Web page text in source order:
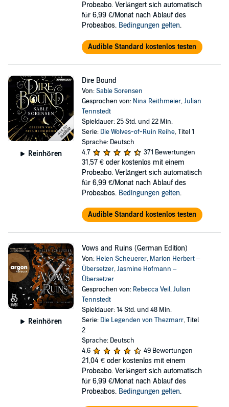
Probeabo. Verlängert sich automatisch
für 6,99 €/Monat nach Ablauf des
Probeabos. Bedingungen gelten.
Audible Standard kostenlos testen
Reinhören
Dire Bound
Von:Sable Sorensen
Gesprochen von: Nina Reithmeier,Julian
Tennstedt
Spieldauer: 25 Std. und 22 Min.
Serie: Die Wolves-of-Ruin Reihe, Titel 1
Sprache: Deutsch
4,7
371 Bewertungen
31,57 € oder kostenlos mit einem
Probeabo. Verlängert sich automatisch
für 6,99 €/Monat nach Ablauf des
Probeabos. Bedingungen gelten.
Audible Standard kostenlos testen
Reinhören
Vows and Ruins (German Edition)
Von: Helen Scheuerer, Marion Herbert –
Übersetzer,Jasmine Hofmann –
Übersetzer
Gesprochen von: Rebecca Veil,Julian
Tennstedt
Spieldauer: 14 Std. und 48 Min.
Serie: Die Legenden von Thezmarr, Titel
2
Sprache: Deutsch
4,6
49 Bewertungen
21,04 € oder kostenlos mit einem
Probeabo. Verlängert sich automatisch
für 6,99 €/Monat nach Ablauf des
Probeabos. Bedingungen gelten.